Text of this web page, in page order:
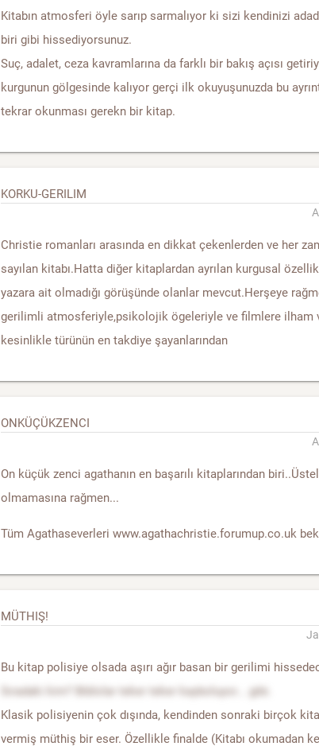
Kitabın atmosferi öyle sarıp sarmalıyor ki sizi kendinizi
biri gibi hissediyorsunuz.
Suç, adalet, ceza kavramlarına da farklı bir bakış açısı
kurgunun gölgesinde kalıyor gerçi ilk okuyuşunuzda bu
tekrar okunması gerekn bir kitap.
KORKU-GERILIM
Christie romanları arasında en dikkat çekenlerden ve her
sayılan kitabı.Hatta diğer kitaplardan ayrılan kurgusal
yazara ait olmadığı görüşünde olanlar mevcut.Herşeye
gerilimli atmosferiyle,psikolojik ögeleriyle ve filmlere ilham
kesinlikle türünün en takdiye şayanlarından
ONKÜÇÜKZENCI
On küçük zenci agathanın en başarılı kitaplarından
olmamasına rağmen...
Tüm Agathaseverleri www.agathachristie.forumup.co.uk
MÜTHIŞ!
Bu kitap polisiye olsada aşırı ağır basan bir gerilimi
Sıradaki kim? Biblolar teker teker kayboluyor... gibi.
Klasik polisiyenin çok dışında, kendinden sonraki birçok
vermiş müthiş bir eser. Özellikle finalde (Kitabı okumadan